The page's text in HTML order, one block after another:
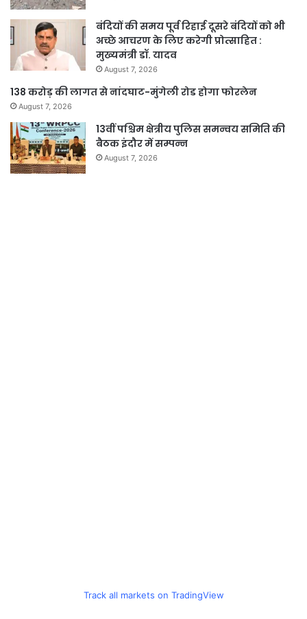
बंदियों की समय पूर्व रिहाई दूसरे बंदियों को भी
अच्छे आचरण के लिए करेगी प्रोत्साहित :
मुख्यमंत्री डॉ. यादव
August 7, 2026
138 करोड़ की लागत से नांदघाट-मुंगेली रोड होगा फोरलेन
August 7, 2026
13वीं पश्चिम क्षेत्रीय पुलिस समन्वय समिति की
बैठक इंदौर में सम्पन्न
August 7, 2026
Track all markets on TradingView